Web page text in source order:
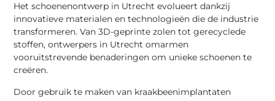
Het schoenenontwerp in Utrecht evolueert dankzij
innovatieve materialen en technologieën die de industrie
transformeren. Van 3D-geprinte zolen tot gerecyclede
stoffen, ontwerpers in Utrecht omarmen
vooruitstrevende benaderingen om unieke schoenen te
creëren.
Door gebruik te maken van kraakbeenimplantaten